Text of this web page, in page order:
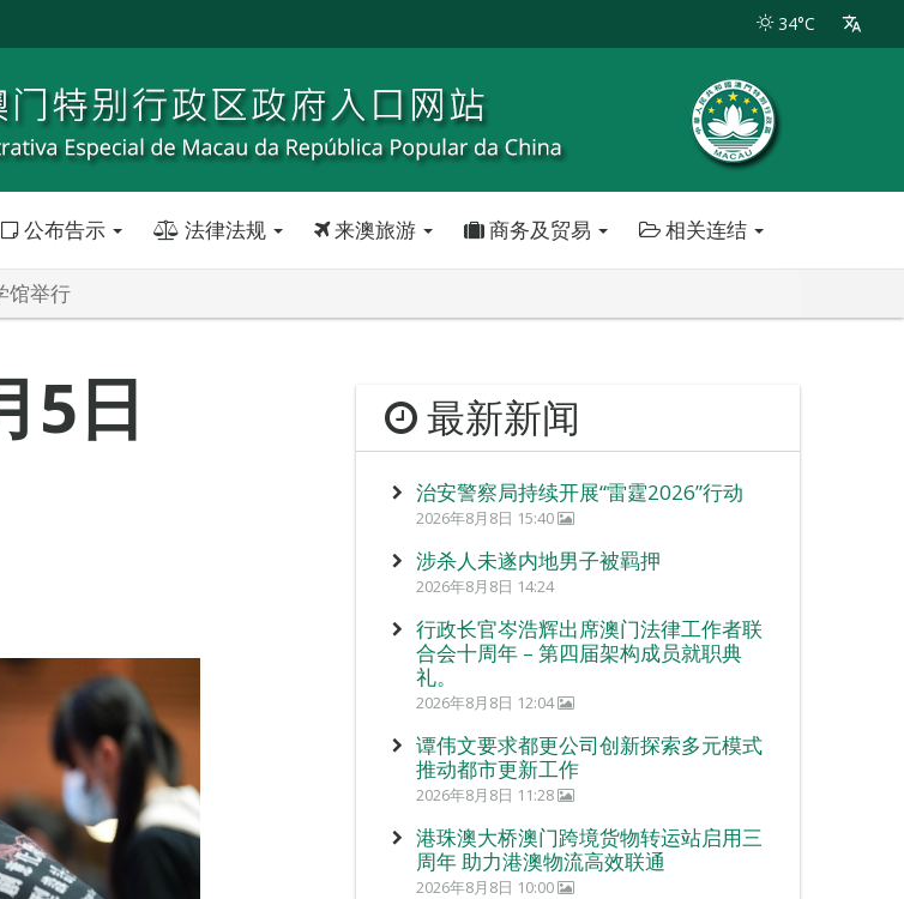
34°C
公布告示 法律法规 来澳旅游 商务及贸易 相关连结
馆举行
5日
最新新闻
治安警察局持续开展“雷霆2026”行动
2026年8月8日 15:40
涉杀人未遂内地男子被羁押
2026年8月8日 14:24
行政长官岑浩辉出席澳门法律工作者联
合会十周年 – 第四届架构成员就职典
礼。
2026年8月8日 12:04
谭伟文要求都更公司创新探索多元模式
推动都市更新工作
2026年8月8日 11:28
港珠澳大桥澳门跨境货物转运站启用三
周年 助力港澳物流高效联通
2026年8月8日 10:00